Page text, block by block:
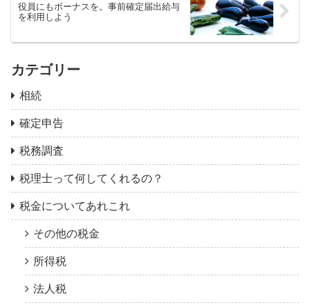
役員にもボーナスを。事前確定届出給与
を利用しよう
カテゴリー
相続
確定申告
税務調査
税理士って何してくれるの？
税金についてあれこれ
その他の税金
所得税
法人税